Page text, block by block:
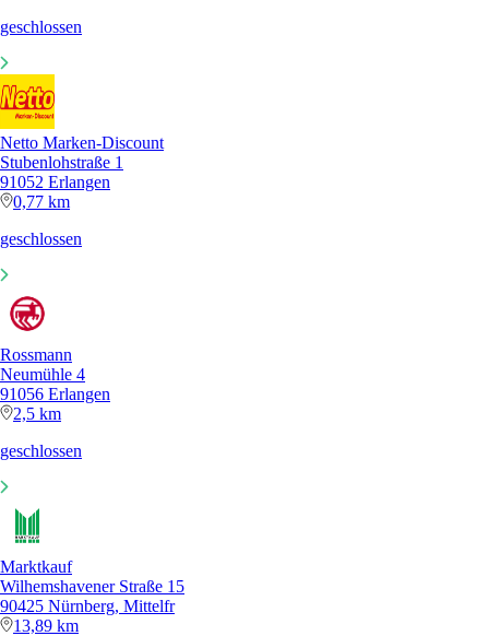
geschlossen
Netto Marken-Discount
Stubenlohstraße 1
91052 Erlangen
0,77 km
geschlossen
Rossmann
Neumühle 4
91056 Erlangen
2,5 km
geschlossen
Marktkauf
Wilhemshavener Straße 15
90425 Nürnberg, Mittelfr
13,89 km